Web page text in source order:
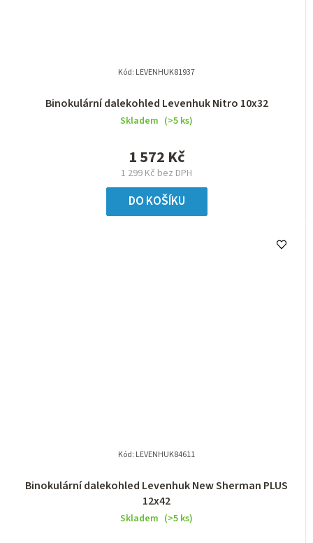
Binokulární dalekohled Levenhuk Nitro 10x32
Skladem (>5 ks)
1 299 Kč bez DPH
1 572 Kč
DO KOŠÍKU
Kód: LEVENHUK81937
Binokulární dalekohled Levenhuk New Sherman PLUS
12x42
Skladem (>5 ks)
Kód: LEVENHUK84611